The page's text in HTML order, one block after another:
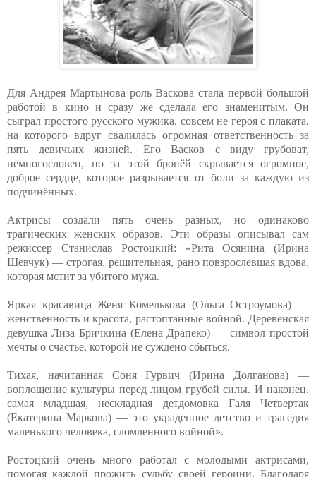
Для Андрея Мартынова роль Васкова стала первой большой
работой в кино и сразу же сделала его знаменитым. Он
сыграл простого русского мужика, совсем не героя с плаката,
на которого вдруг свалилась огромная ответственность за
пять девичьих жизней. Его Васков с виду грубоват,
немногословен, но за этой бронёй скрывается огромное,
доброе сердце, которое разрывается от боли за каждую из
подчинённых.
Актрисы создали пять очень разных, но одинаково
трагических женских образов. Эти образы описывал сам
режиссер Станислав Ростоцкий: «Рита Осянина (Ирина
Шевчук) — строгая, решительная, рано повзрослевшая вдова,
которая мстит за убитого мужа.
Яркая красавица Женя Комелькова (Ольга Остроумова) —
женственность и красота, растоптанные войной. Деревенская
девушка Лиза Бричкина (Елена Драпеко) — символ простой
мечты о счастье, которой не суждено сбыться.
Тихая, начитанная Соня Гурвич (Ирина Долганова) —
воплощение культуры перед лицом грубой силы. И наконец,
самая младшая, нескладная детдомовка Галя Четвертак
(Екатерина Маркова) — это украденное детство и трагедия
маленького человека, сломленного войной».
Ростоцкий очень много работал с молодыми актрисами,
помогая каждой прожить судьбу своей героини. Благодаря